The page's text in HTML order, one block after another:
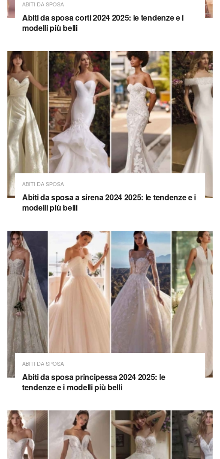
ABITI DA SPOSA
Abiti da sposa corti 2024 2025: le tendenze e i
modelli più belli
ABITI DA SPOSA
Abiti da sposa a sirena 2024 2025: le tendenze e i
modelli più belli
ABITI DA SPOSA
Abiti da sposa principessa 2024 2025: le
tendenze e i modelli più belli